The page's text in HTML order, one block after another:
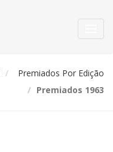
Premiados Por Edição
Premiados 1963